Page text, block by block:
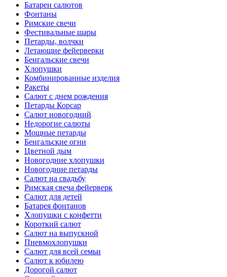
Батареи салютов
Фонтаны
Римские свечи
Фестивальные шары
Петарды, волчки
Летающие фейерверки
Бенгальские свечи
Хлопушки
Комбинированные изделия
Ракеты
Салют с днем рождения
Петарды Корсар
Салют новогодний
Недорогие салюты
Мощные петарды
Бенгальские огни
Цветной дым
Новогодние хлопушки
Новогодние петарды
Салют на свадьбу
Римская свеча фейерверк
Салют для детей
Батарея фонтанов
Хлопушки с конфетти
Короткий салют
Салют на выпускной
Пневмохлопушки
Салют для всей семьи
Салют к юбилею
Дорогой салют